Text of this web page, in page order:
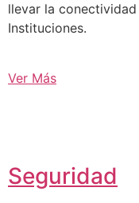
llevar la
Instituciones.
Ver Más
Seguridad